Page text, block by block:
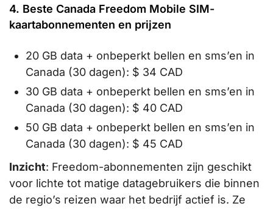
4. Beste Canada Freedom Mobile SIM-
kaartabonnementen en prijzen
20 GB data + onbeperkt bellen en sms’en in
Canada (30 dagen): $ 34 CAD
30 GB data + onbeperkt bellen en sms’en in
Canada (30 dagen): $ 40 CAD
50 GB data + onbeperkt bellen en sms’en in
Canada (30 dagen): $ 45 CAD
Inzicht: Freedom-abonnementen zijn geschikt
voor lichte tot matige datagebruikers die binnen
de regio’s reizen waar het bedrijf actief is. Ze